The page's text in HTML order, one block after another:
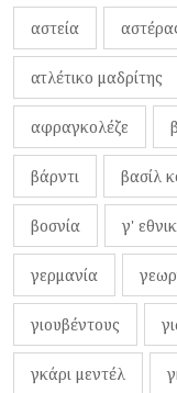
αστεία
ατλέτικο μαδρίτης
αφραγκολέζε
βάρντι βασίλ
βοσνία γ'
γερμανία
γιουβέντους
γκάρι μεντέλ